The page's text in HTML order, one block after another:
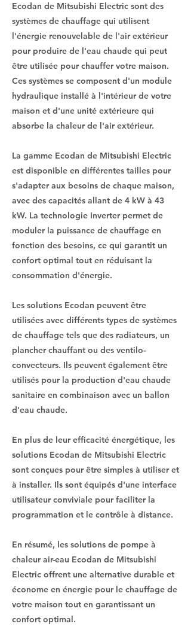
Ecodan de Mitsubishi Electric sont des
systèmes de chauffage qui utilisent
l'énergie renouvelable de l'air extérieur
pour produire de l'eau chaude qui peut
être utilisée pour chauffer votre maison.
Ces systèmes se composent d'un module
hydraulique installé à l'intérieur de votre
maison et d'une unité extérieure qui
absorbe la chaleur de l'air extérieur.
La gamme Ecodan de Mitsubishi Electric
est disponible en différentes tailles pour
s'adapter aux besoins de chaque maison,
avec des capacités allant de 4 kW à 43
kW. La technologie Inverter permet de
moduler la puissance de chauffage en
fonction des besoins, ce qui garantit un
confort optimal tout en réduisant la
consommation d'énergie.
Les solutions Ecodan peuvent être
utilisées avec différents types de systèmes
de chauffage tels que des radiateurs, un
plancher chauffant ou des ventilo-
convecteurs. Ils peuvent également être
utilisés pour la production d'eau chaude
sanitaire en combinaison avec un ballon
d'eau chaude.
En plus de leur efficacité énergétique, les
solutions Ecodan de Mitsubishi Electric
sont conçues pour être simples à utiliser et
à installer. Ils sont équipés d'une interface
utilisateur conviviale pour faciliter la
programmation et le contrôle à distance.
En résumé, les solutions de pompe à
chaleur air-eau Ecodan de Mitsubishi
Electric offrent une alternative durable et
économe en énergie pour le chauffage de
votre maison tout en garantissant un
confort optimal.